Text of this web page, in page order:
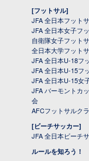
[フットサル]
JFA 全日本フット
JFA 全日本女子フ
自衛隊女子フット
全日本大学フット
JFA 全日本U-18フ
JFA 全日本U-15フ
JFA 全日本U-15女
JFA バーモントカ
会
AFCフットサルク
[ビーチサッカー]
JFA 全日本ビーチ
ルールを知ろう！